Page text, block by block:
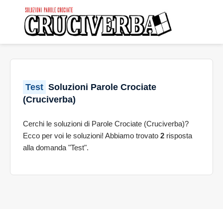
Test Soluzioni Parole Crociate
(Cruciverba)
Cerchi le soluzioni di Parole Crociate (Cruciverba)?
Ecco per voi le soluzioni! Abbiamo trovato 2 risposta
alla domanda "Test".